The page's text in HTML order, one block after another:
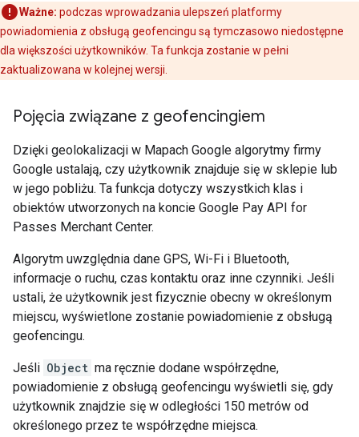
Ważne: podczas wprowadzania ulepszeń platformy
powiadomienia z obsługą geofencingu są tymczasowo niedostępne
dla większości użytkowników. Ta funkcja zostanie w pełni
zaktualizowana w kolejnej wersji.
Pojęcia związane z geofencingiem
Dzięki geolokalizacji w Mapach Google algorytmy firmy
Google ustalają, czy użytkownik znajduje się w sklepie lub
w jego pobliżu. Ta funkcja dotyczy wszystkich klas i
obiektów utworzonych na koncie Google Pay API for
Passes Merchant Center.
Algorytm uwzględnia dane GPS, Wi-Fi i Bluetooth,
informacje o ruchu, czas kontaktu oraz inne czynniki. Jeśli
ustali, że użytkownik jest fizycznie obecny w określonym
miejscu, wyświetlone zostanie powiadomienie z obsługą
geofencingu.
Jeśli Object ma ręcznie dodane współrzędne,
powiadomienie z obsługą geofencingu wyświetli się, gdy
użytkownik znajdzie się w odległości 150 metrów od
określonego przez te współrzędne miejsca.